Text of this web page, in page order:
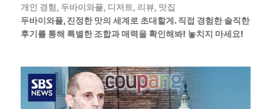
개인 경험, 두바이와플, 디저트, 리뷰, 맛집
두바이와플, 진정한 맛의 세계로 초대할게. 직접 경험한 솔직한
후기를 통해 특별한 조합과 매력을 확인해봐! 놓치지 마세요!